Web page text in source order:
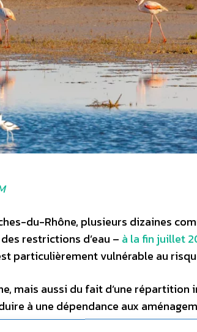
du-Rhône, plusieurs dizaines
restrictions d’eau – à la fin juillet
particulièrement vulnérable au
mais aussi du fait d’une répartition
à une dépendance aux
des zones alpines vers les zones